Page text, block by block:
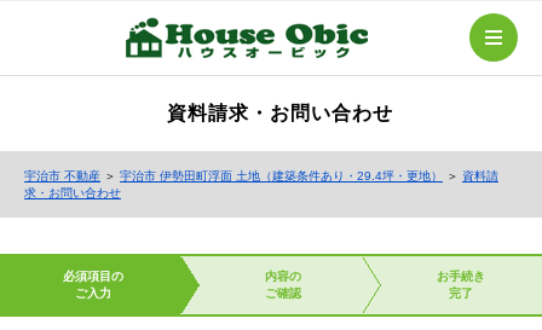
資料請求・お問い合わせ
宇治市 不動産 ＞ 宇治市 伊勢田町浮面 土地（建築条件あり・29.4坪・更地） ＞ 資料請
求・お問い合わせ
必須項目の
ご入力
内容の
ご確認
お手続き
完了